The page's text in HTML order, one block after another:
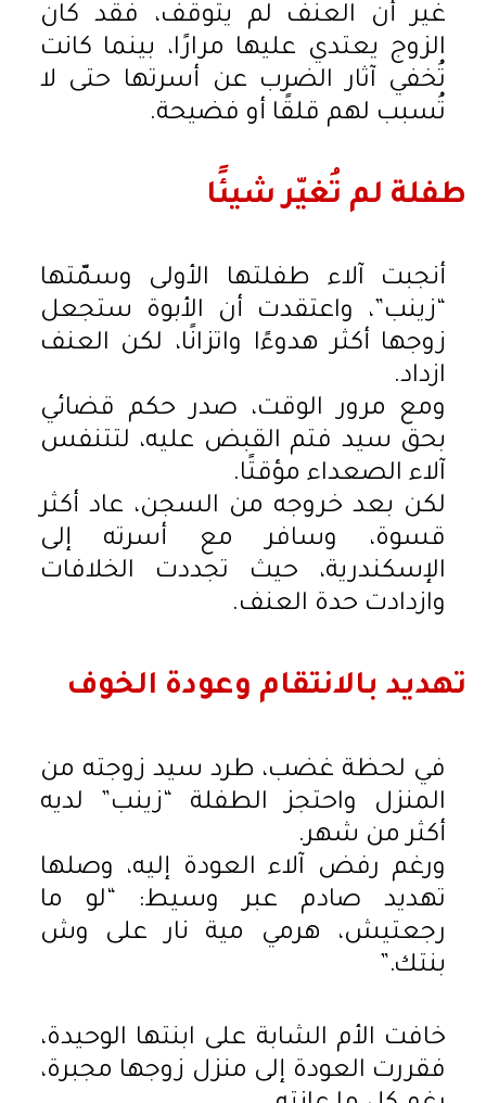
غير أن العنف لم يتوقف، فقد كان
الزوج يعتدي عليها مرارًا، بينما كانت
تُخفي آثار الضرب عن أسرتها حتى لا
تُسبب لهم قلقًا أو فضيحة.
طفلة لم تُغيّر شيئًا
أنجبت آلاء طفلتها الأولى وسمّتها
“زينب”، واعتقدت أن الأبوة ستجعل
زوجها أكثر هدوءًا واتزانًا، لكن العنف
ازداد.
ومع مرور الوقت، صدر حكم قضائي
بحق سيد فتم القبض عليه، لتتنفس
آلاء الصعداء مؤقتًا.
لكن بعد خروجه من السجن، عاد أكثر
قسوة، وسافر مع أسرته إلى
الإسكندرية، حيث تجددت الخلافات
وازدادت حدة العنف.
تهديد بالانتقام وعودة الخوف
في لحظة غضب، طرد سيد زوجته من
المنزل واحتجز الطفلة “زينب” لديه
أكثر من شهر.
ورغم رفض آلاء العودة إليه، وصلها
تهديد صادم عبر وسيط: “لو ما
رجعتيش، هرمي مية نار على وش
بنتك.”
خافت الأم الشابة على ابنتها الوحيدة،
فقررت العودة إلى منزل زوجها مجبرة،